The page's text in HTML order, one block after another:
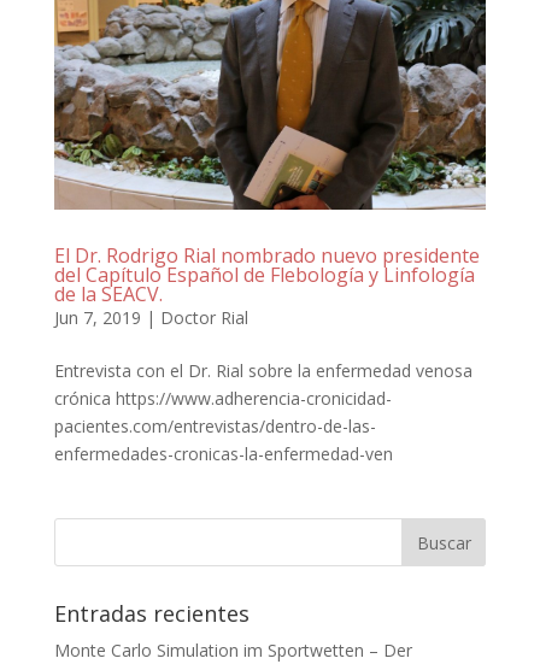
El Dr. Rodrigo Rial nombrado nuevo presidente
del Capítulo Español de Flebología y Linfología
de la SEACV.
Jun 7, 2019 | Doctor Rial
Entrevista con el Dr. Rial sobre la enfermedad venosa
crónica https://www.adherencia-cronicidad-
pacientes.com/entrevistas/dentro-de-las-
enfermedades-cronicas-la-enfermedad-ven
Entradas recientes
Monte Carlo Simulation im Sportwetten – Der